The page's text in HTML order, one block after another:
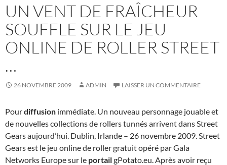
UN VENT DE FRAÎCHEUR
SOUFFLE SUR LE JEU
ONLINE DE ROLLER STREET
…
26 NOVEMBRE 2009 ADMIN LAISSER UN COMMENTAIRE
Pourdiffusion immédiate. Un nouveau personnage jouable et
de nouvelles collections de rollers tunnés arrivent dans Street
Gears aujourd’hui. Dublin, Irlande – 26 novembre 2009. Street
Gears est le jeu online de roller gratuit opéré par Gala
Networks Europe sur le portailgPotato.eu. Après avoir reçu